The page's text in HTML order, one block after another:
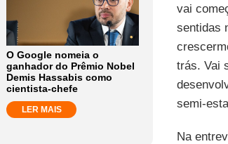
O Google nomeia o
ganhador do Prêmio Nobel
Demis Hassabis como
cientista-chefe
LER MAIS
vai
sentidas
trás. Vai
semi-
Na